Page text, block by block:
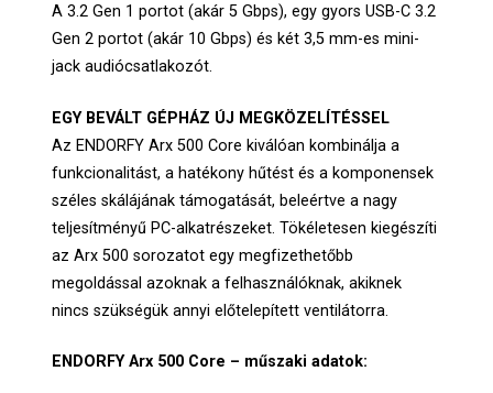
A 3.2 Gen 1 portot (akár 5 Gbps), egy gyors USB-C 3.2
Gen 2 portot (akár 10 Gbps) és két 3,5 mm-es mini-
jack audiócsatlakozót.
EGY BEVÁLT GÉPHÁZ ÚJ MEGKÖZELÍTÉSSEL
Az ENDORFY Arx 500 Core kiválóan kombinálja a
funkcionalitást, a hatékony hűtést és a komponensek
széles skálájának támogatását, beleértve a nagy
teljesítményű PC-alkatrészeket. Tökéletesen kiegészíti
az Arx 500 sorozatot egy megfizethetőbb
megoldással azoknak a felhasználóknak, akiknek
nincs szükségük annyi előtelepített ventilátorra.
ENDORFY Arx 500 Core – műszaki adatok: